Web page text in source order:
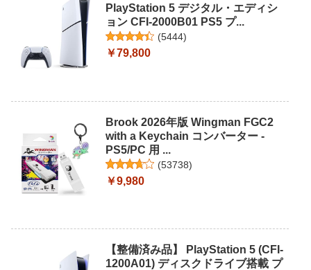
PlayStation 5 デジタル・エディシ
ョン CFI-2000B01 PS5 プ...
(5444)
￥79,800
Brook 2026年版 Wingman FGC2
with a Keychain コンバーター -
PS5/PC 用 ...
(53738)
￥9,980
【整備済み品】 PlayStation 5 (CFI-
1200A01) ディスクドライブ搭載 プ